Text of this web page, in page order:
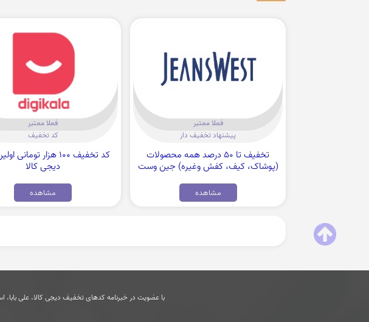
فعلا معتبر
پیشنهاد تخفیف دار
تخفیف تا 50 درصد همه محصولات
(پوشاک، کیف، کفش وغیره) جین وست
مشاهده
فعلا معتبر
کد تخفیف
کد تخفیف 100 هزار
دیجی کالا
مشاهده
با عضویت در خبرنامه کدهای تخفیف دیجی کالا، علی بابا،